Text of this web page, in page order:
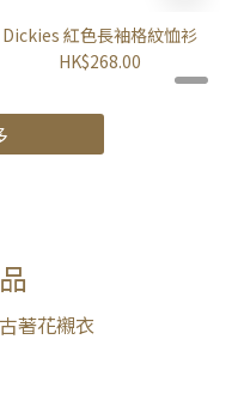
Dickies 紅色長袖格紋恤衫
HK$268.00